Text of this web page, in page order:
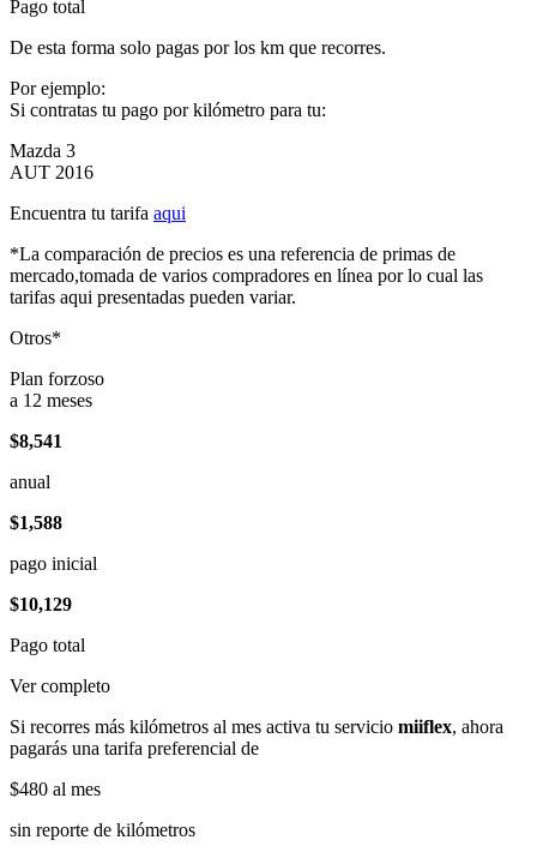
Pago total
De esta forma solo pagas por los km que recorres.
Por ejemplo:
Si contratas tu pago por kilómetro para tu:
Mazda 3
AUT 2016
Encuentra tu tarifa aqui
*La comparación de precios es una referencia de primas de
mercado,tomada de varios compradores en línea por lo cual las
tarifas aqui presentadas pueden variar.
Otros*
Plan forzoso
a 12 meses
$8,541
anual
$1,588
pago inicial
$10,129
Pago total
Ver completo
Si recorres más kilómetros al mes activa tu servicio miiflex, ahora
pagarás una tarifa preferencial de
$480 al mes
sin reporte de kilómetros